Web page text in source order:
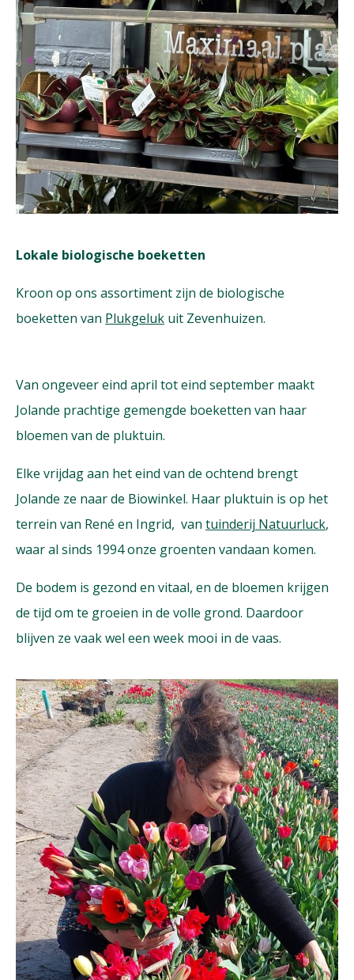
Lokale biologische boeketten
Kroon op ons assortiment zijn de biologische
boeketten van Plukgeluk uit Zevenhuizen.
Van ongeveer eind april tot eind september maakt
Jolande prachtige gemengde boeketten van haar
bloemen van de pluktuin.
Elke vrijdag aan het eind van de ochtend brengt
Jolande ze naar de Biowinkel. Haar pluktuin is op het
terrein van René en Ingrid, van tuinderij Natuurluck,
waar al sinds 1994 onze groenten vandaan komen.
De bodem is gezond en vitaal, en de bloemen krijgen
de tijd om te groeien in de volle grond. Daardoor
blijven ze vaak wel een week mooi in de vaas.